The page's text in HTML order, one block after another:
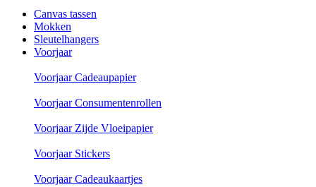
Canvas tassen
Mokken
Sleutelhangers
Voorjaar
Voorjaar Cadeaupapier
Voorjaar Consumentenrollen
Voorjaar Zijde Vloeipapier
Voorjaar Stickers
Voorjaar Cadeaukaartjes